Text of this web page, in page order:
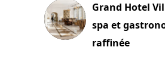
Grand Hotel
spa et
raffinée